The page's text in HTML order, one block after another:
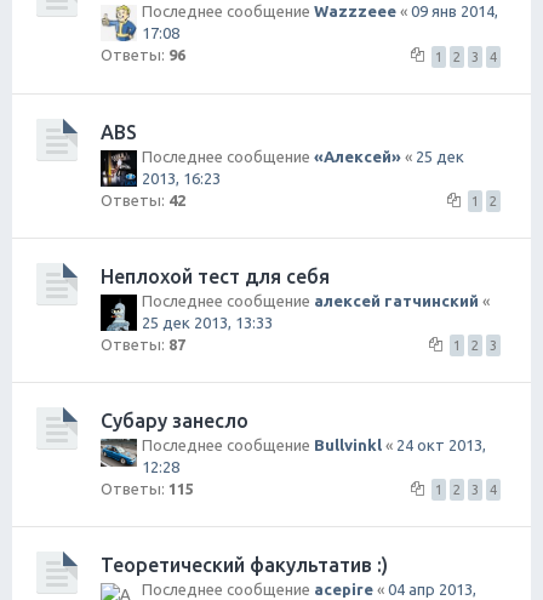
Последнее сообщение Wazzzeee « 09 янв 2014,
17:08
Ответы: 96 1 2 3 4
ABS
Последнее сообщение «Aлексей» « 25 дек
2013, 16:23
Ответы: 42 1 2
Неплохой тест для себя
Последнее сообщение алексей гатчинский «
25 дек 2013, 13:33
Ответы: 87 1 2 3
Субару занесло
Последнее сообщение Bullvinkl « 24 окт 2013,
12:28
Ответы: 115 1 2 3 4
Теоретический факультатив :)
Последнее сообщение acepire « 04 апр 2013,